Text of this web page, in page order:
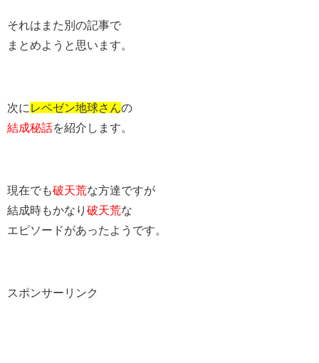
それはまた別の記事で
まとめようと思います。
次に レペゼン地球さん の
結成秘話を紹介します。
現在でも破天荒な方達ですが
結成時もかなり 破天荒な
エピソードがあったようです。
スポンサーリンク